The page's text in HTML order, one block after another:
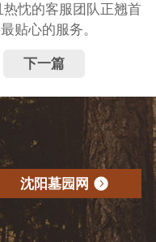
忱的客服团队正翘首
贴心的服务。
下一篇
沈阳墓园网